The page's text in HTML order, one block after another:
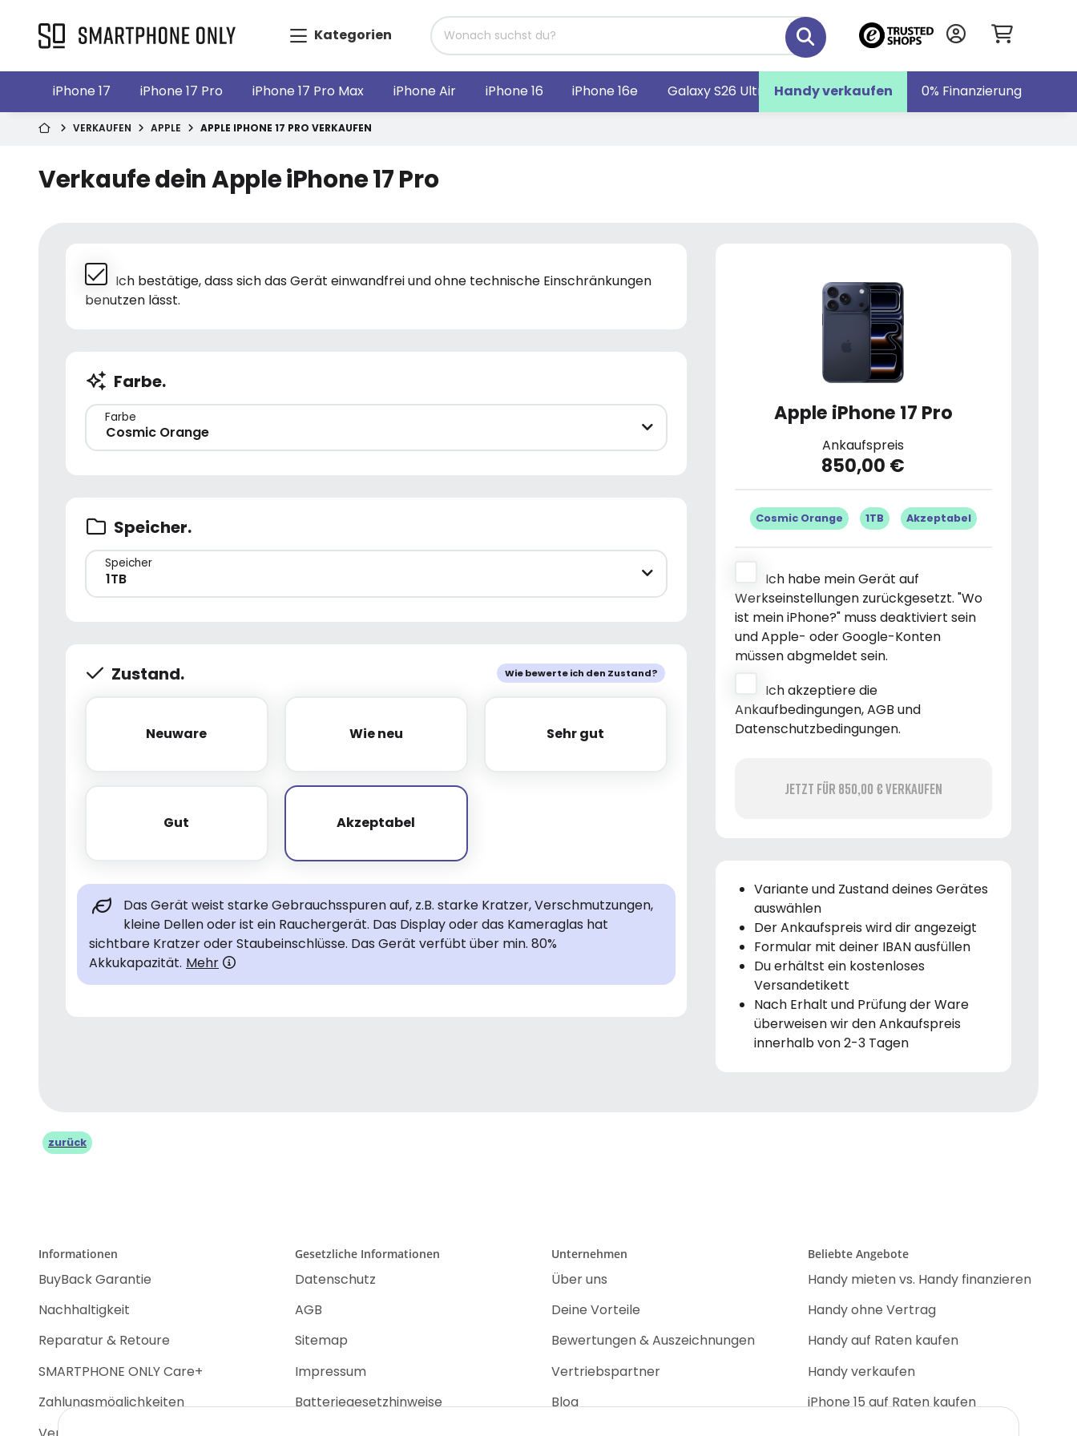
Kategorien
Handy verkaufen 0% Finanzierung
iPhone 17 iPhone 17 Pro iPhone 17 Pro Max iPhone Air iPhone 16 iPhone 16e Galaxy S26 Ultra Galaxy S26 Galaxy Z Fold7
VERKAUFEN APPLE APPLE IPHONE 17 PRO VERKAUFEN
Verkaufe dein Apple iPhone 17 Pro
Ich bestätige, dass sich das Gerät einwandfrei und ohne technische Einschränkungen
benutzen lässt.
Farbe.
Farbe
Cosmic Orange
Speicher.
Speicher
1TB
Wie bewerte ich den Zustand?
Zustand.
Neuware
Neuware Wie neu
Wie neu Sehr gut
Sehr gut
Gut
Gut Akzeptabel
Akzeptabel
Das Gerät weist starke Gebrauchsspuren auf, z.B. starke Kratzer, Verschmutzungen,
kleine Dellen oder ist ein Rauchergerät. Das Display oder das Kameraglas hat
sichtbare Kratzer oder Staubeinschlüsse. Das Gerät verfübt über min. 80%
Akkukapazität. Mehr
Apple iPhone 17 Pro
Ankaufspreis
850,00 €
Cosmic Orange 1TB Akzeptabel
Ich habe mein Gerät auf
Werkseinstellungen zurückgesetzt. "Wo
ist mein iPhone?" muss deaktiviert sein
und Apple- oder Google-Konten
müssen abgmeldet sein.
Ich akzeptiere die
Ankaufbedingungen, AGB und
Datenschutzbedingungen.
Jetzt für 850,00 € verkaufen
Variante und Zustand deines Gerätes
auswählen
Der Ankaufspreis wird dir angezeigt
Formular mit deiner IBAN ausfüllen
Du erhältst ein kostenloses
Versandetikett
Nach Erhalt und Prüfung der Ware
überweisen wir den Ankaufspreis
innerhalb von 2-3 Tagen
zurück
Informationen
BuyBack Garantie
Nachhaltigkeit
Reparatur & Retoure
SMARTPHONE ONLY Care+
Zahlungsmöglichkeiten
Gesetzliche Informationen
Datenschutz
AGB
Sitemap
Impressum
Batteriegesetzhinweise
Unternehmen
Über uns
Deine Vorteile
Bewertungen & Auszeichnungen
Vertriebspartner
Blog
Beliebte Angebote
Handy mieten vs. Handy finanzieren
Handy ohne Vertrag
Handy auf Raten kaufen
Handy verkaufen
iPhone 15 auf Raten kaufen